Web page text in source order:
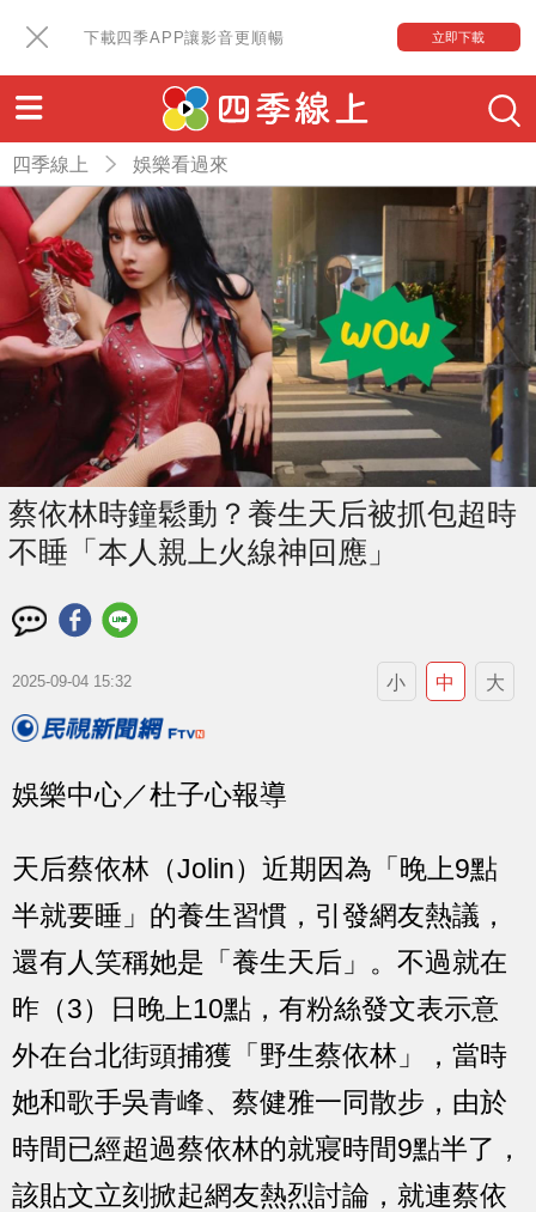
下載四季APP讓影音更順暢 立即下載
四季線上 娛樂看過來
蔡依林時鐘鬆動？養生天后被抓包超時
不睡「本人親上火線神回應」
2025-09-04 15:32 小 中 大
娛樂中心／杜子心報導
天后蔡依林（Jolin）近期因為「晚上9點
半就要睡」的養生習慣，引發網友熱議，
還有人笑稱她是「養生天后」。不過就在
昨（3）日晚上10點，有粉絲發文表示意
外在台北街頭捕獲「野生蔡依林」，當時
她和歌手吳青峰、蔡健雅一同散步，由於
時間已經超過蔡依林的就寢時間9點半了，
該貼文立刻掀起網友熱烈討論，就連蔡依